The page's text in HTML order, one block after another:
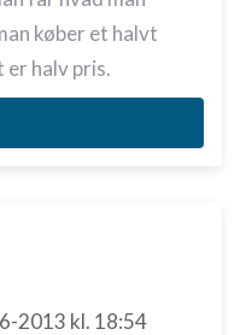
køber et halvt
halv pris.
2013 kl. 18:54